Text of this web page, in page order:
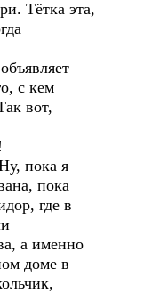
Тётка эта,
с кем
вот,
пока я
пока
где в
а именно
доме в